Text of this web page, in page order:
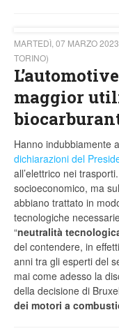
MARTEDÌ, 07 MARZO 2023
TORINO)
maggior
Hanno indubbiamente
dichiarazioni del
all’elettrico nei
socioeconomico, ma
abbiano trattato in
tecnologiche
“neutralità
del contendere, in
anni tra gli esperti del
mai come adesso la
della decisione di
dei motori a